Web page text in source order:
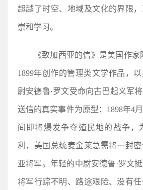
超越了时空、地域及文化的界限
崇和学习。
《致加西亚的信》是美国作家
1899年创作的管理类文学作品，
尉安德鲁·罗文受命向古巴起义军
送信的真实事件为原型：1898年4
间即将爆发争夺殖民地的战争，
利，美国总统麦金莱急需将一封
亚将军。年轻的中尉安德鲁·罗文
将军行踪不明、路途艰险、没有任